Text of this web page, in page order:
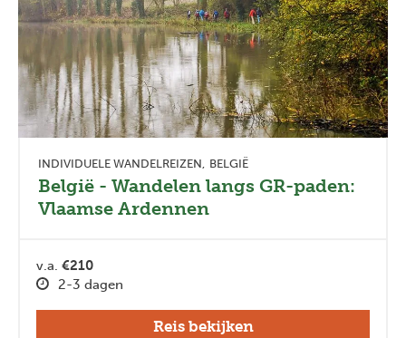
INDIVIDUELE WANDELREIZEN BELGIË
België - Wandelen langs GR-paden:
Vlaamse Ardennen
v.a. €210
2-3 dagen
Reis bekijken